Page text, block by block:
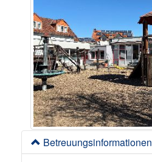
Betreuungsinformationen